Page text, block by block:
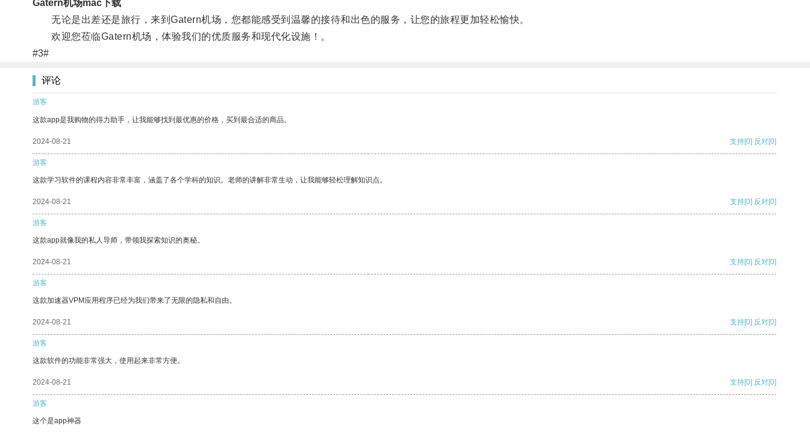
Gatern机场mac下载
无论是出差还是旅行，来到Gatern机场，您都能感受到温馨的接待和出色的服务，让您的旅程更加轻松愉快。
欢迎您莅临Gatern机场，体验我们的优质服务和现代化设施！。
#3#
评论
游客
这款app是我购物的得力助手，让我能够找到最优惠的价格，买到最合适的商品。
2024-08-21 支持[0] 反对[0]
游客
这款学习软件的课程内容非常丰富，涵盖了各个学科的知识。老师的讲解非常生动，让我能够轻松理解知识点。
2024-08-21 支持[0] 反对[0]
游客
这款app就像我的私人导师，带领我探索知识的奥秘。
2024-08-21 支持[0] 反对[0]
游客
这款加速器VPM应用程序已经为我们带来了无限的隐私和自由。
2024-08-21 支持[0] 反对[0]
游客
这款软件的功能非常强大，使用起来非常方便。
2024-08-21 支持[0] 反对[0]
游客
这个是app神器